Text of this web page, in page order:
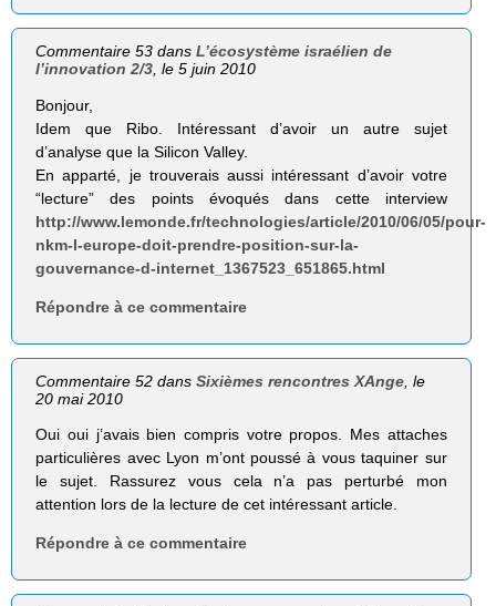
Commentaire 53 dansL’écosystème israélien de
l’innovation 2/3, le 5 juin 2010
Bonjour,
Idem que Ribo. Intéressant d’avoir un autre sujet
d’analyse que la Silicon Valley.
En apparté, je trouverais aussi intéressant d’avoir votre
“lecture” des points évoqués dans cette interview
http://www.lemonde.fr/technologies/article/2010/06/05/pour-
nkm-l-europe-doit-prendre-position-sur-la-
gouvernance-d-internet_1367523_651865.html
Répondre à ce commentaire
Commentaire 52 dansSixièmes rencontres XAnge , le
20 mai 2010
Oui oui j’avais bien compris votre propos. Mes attaches
particulières avec Lyon m’ont poussé à vous taquiner sur
le sujet. Rassurez vous cela n’a pas perturbé mon
attention lors de la lecture de cet intéressant article.
Répondre à ce commentaire